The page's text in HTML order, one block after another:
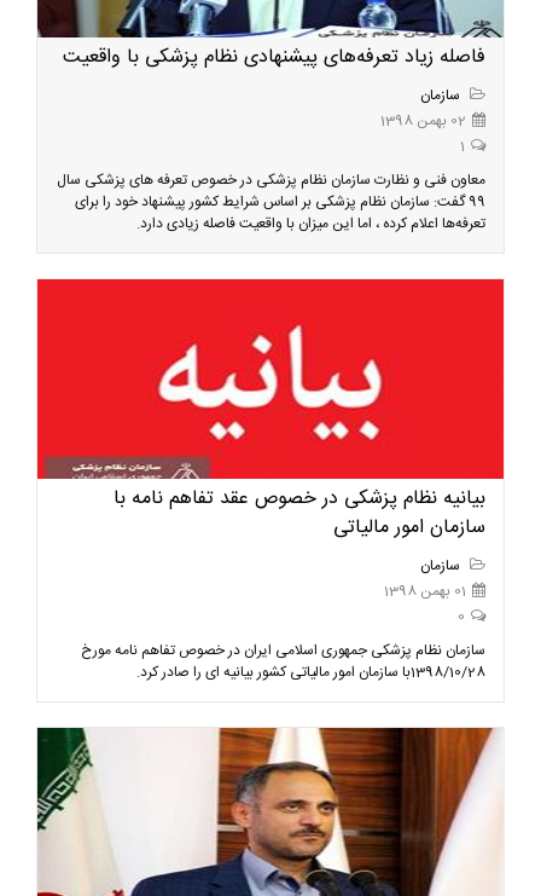
فاصله زیاد تعرفه‌های پیشنهادی نظام پزشکی با واقعیت
سازمان
02 بهمن 1398
1
معاون فنی و نظارت سازمان نظام پزشکی در خصوص تعرفه های پزشکی سال
99 گفت: سازمان نظام پزشکی بر اساس شرایط کشور پیشنهاد خود را برای
تعرفه‌ها اعلام کرده ، اما این میزان با واقعیت فاصله زیادی دارد.
بیانیه نظام پزشکی در خصوص عقد تفاهم نامه با
سازمان امور مالیاتی
سازمان
01 بهمن 1398
0
سازمان نظام پزشکی جمهوری اسلامی ایران در خصوص تفاهم نامه مورخ
1398/10/28با سازمان امور مالیاتی کشور بیانیه ای را صادر کرد.